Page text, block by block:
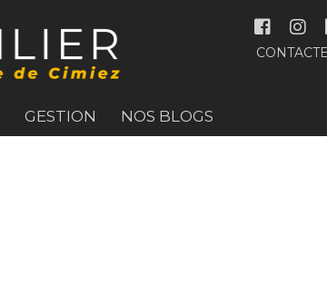
GESTION NOS BLOGS